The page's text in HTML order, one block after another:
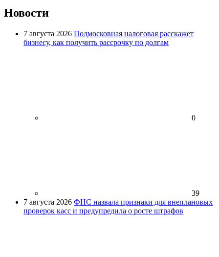
Новости
7 августа 2026 Подмосковная налоговая расскажет
бизнесу, как получить рассрочку по долгам
0
39
7 августа 2026 ФНС назвала признаки для внеплановых
проверок касс и предупредила о росте штрафов